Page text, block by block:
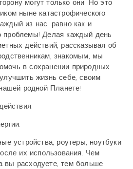
могут только они. Но это
ныне катастрофического
из нас, равно как и
проблемы! Делая каждый день
действий, рассказывая об
знакомым, мы
в сохранении природных
жизнь себе, своим
родной Планете!
устройства, роутеры, ноутбуки
их использования. Чем
вы расходуете, тем больше